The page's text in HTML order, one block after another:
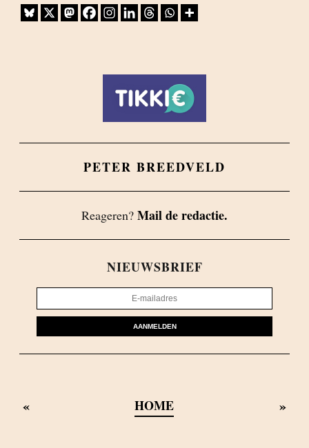
PETER BREEDVELD
Reageren? Mail de redactie.
NIEUWSBRIEF
AANMELDEN
« HOME »